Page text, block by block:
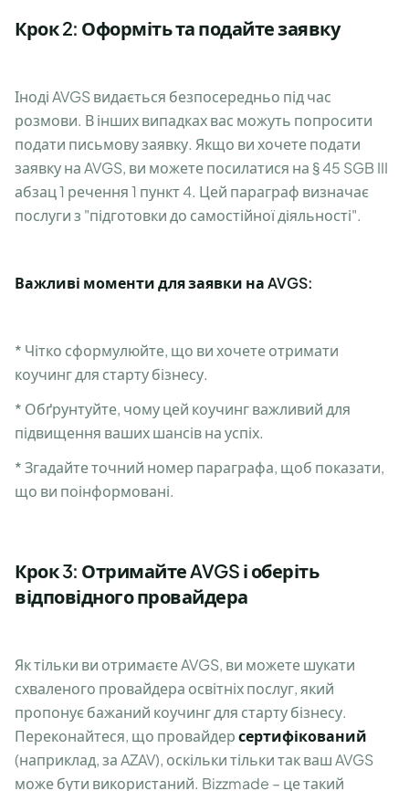
Крок 2: Оформіть та подайте заявку
Іноді AVGS видається безпосередньо під час
розмови. В інших випадках вас можуть попросити
подати письмову заявку. Якщо ви хочете подати
заявку на AVGS, ви можете посилатися на § 45 SGB III
абзац 1 речення 1 пункт 4. Цей параграф визначає
послуги з "підготовки до самостійної діяльності".
Важливі моменти для заявки на AVGS:
* Чітко сформулюйте, що ви хочете отримати
коучинг для старту бізнесу.
* Обґрунтуйте, чому цей коучинг важливий для
підвищення ваших шансів на успіх.
* Згадайте точний номер параграфа, щоб показати,
що ви поінформовані.
Крок 3: Отримайте AVGS і оберіть
відповідного провайдера
Як тільки ви отримаєте AVGS, ви можете шукати
схваленого провайдера освітніх послуг, який
пропонує бажаний коучинг для старту бізнесу.
Переконайтеся, що провайдерсертифікований
(наприклад, за AZAV), оскільки тільки так ваш AVGS
може бути використаний. Bizzmade – це такий